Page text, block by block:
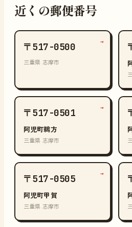
近くの郵便番号
〒517-0500
三重県 志摩市
→
〒517-0501
阿児町鵜方
三重県 志摩市
→
〒517-0505
阿児町甲賀
三重県 志摩市
→